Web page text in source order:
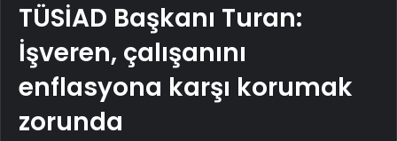
TÜSİAD Başkanı Turan:
İşveren, çalışanını
enflasyona karşı korumak
zorunda